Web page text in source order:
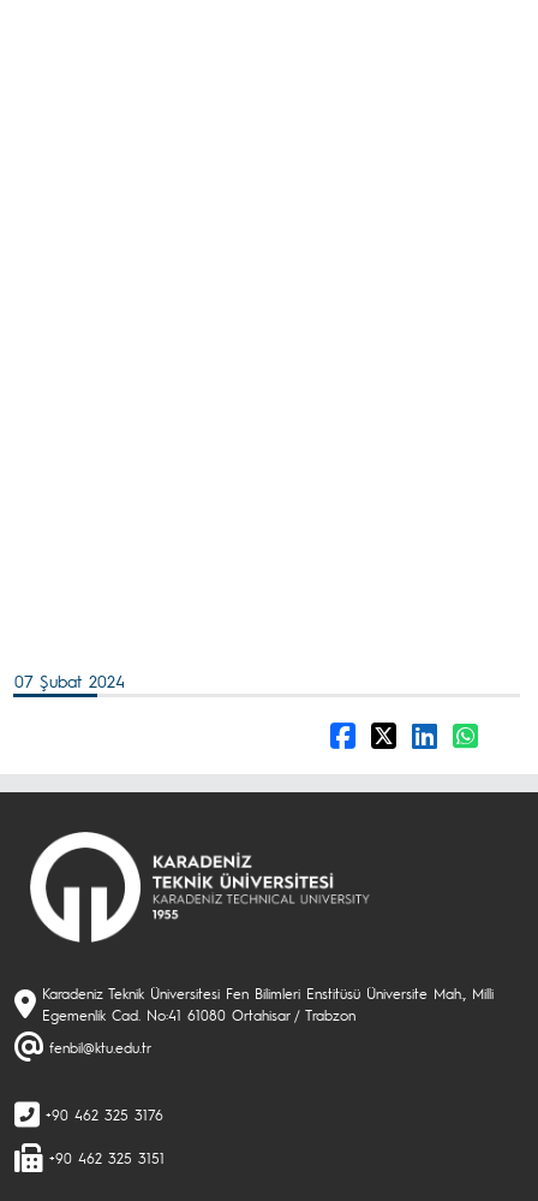
07 Şubat 2024
Karadeniz Teknik Üniversitesi Fen Bilimleri Enstitüsü Üniversite Mah., Milli
Egemenlik Cad. No:41 61080 Ortahisar / Trabzon
fenbil@ktu.edu.tr
+90 462 325 3176
+90 462 325 3151